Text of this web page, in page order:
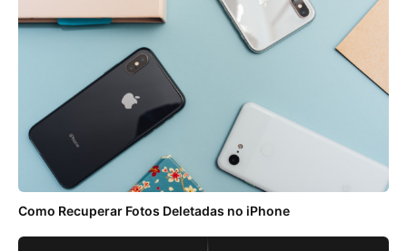
Como Recuperar Fotos Deletadas no iPhone